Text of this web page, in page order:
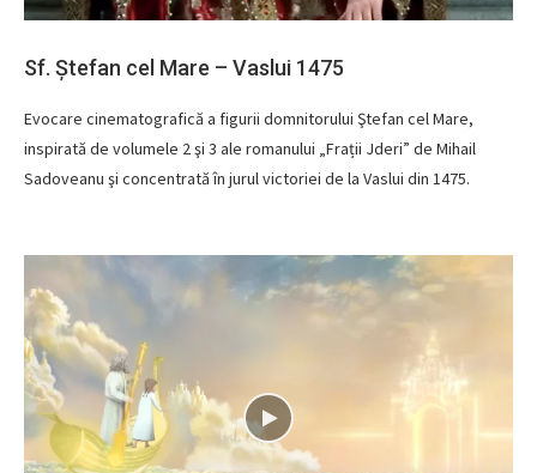
Sf. Ștefan cel Mare – Vaslui 1475
Evocare cinematografică a figurii domnitorului Ştefan cel Mare,
inspirată de volumele 2 şi 3 ale romanului „Frații Jderi” de Mihail
Sadoveanu şi concentrată în jurul victoriei de la Vaslui din 1475.